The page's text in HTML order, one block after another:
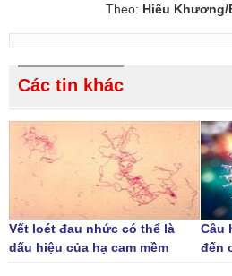
Theo: Hiếu
Các tin khác
Vết loét đau nhức có thể là
dấu hiệu của hạ cam mềm
Câu
đến